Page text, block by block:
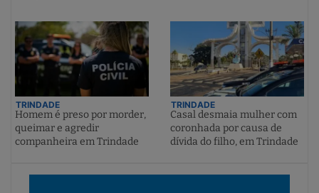
TRINDADE
Homem é preso por morder,
queimar e agredir
companheira em Trindade
TRINDADE
Casal desmaia mulher com
coronhada por causa de
dívida do filho, em Trindade